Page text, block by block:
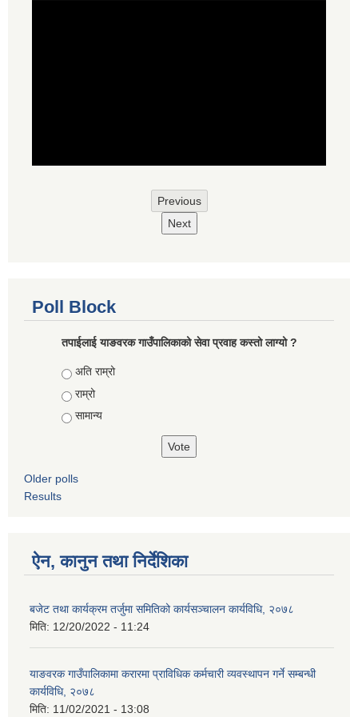
Previous
Next
Poll Block
तपाईलाई याङवरक गाउँपालिकाको सेवा प्रवाह कस्तो लाग्यो ?
Choices
अति राम्रो
राम्रो
सामान्य
Older polls
Results
ऐन, कानुन तथा निर्देशिका
बजेट तथा कार्यक्रम तर्जुमा समितिको कार्यसञ्चालन कार्यविधि, २०७८
मिति: 12/20/2022 - 11:24
याङवरक गाउँपालिकामा करारमा प्राविधिक कर्मचारी व्यवस्थापन गर्ने सम्बन्धी
कार्यविधि, २०७८
मिति: 11/02/2021 - 13:08